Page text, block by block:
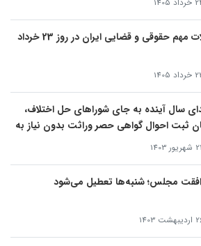
1405
تحولات مهم حقوقی و قضایی ایران در روز 23 خرداد
1405
سال آینده به جای شوراهای حل اختلاف،
ثبت احوال گواهی حصر وراثت بدون نیاز به
وراث صادر خواهد کرد
1403
مجلس؛ شنبه‌ها تعطیل می‌شود
1403